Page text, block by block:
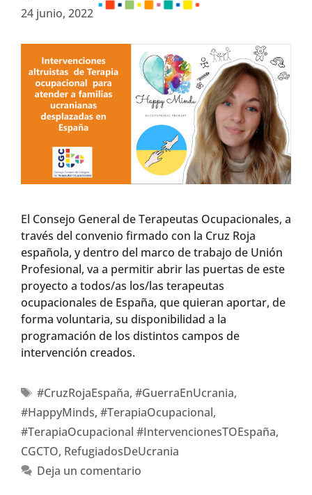
24 junio, 2022
El Consejo General de Terapeutas Ocupacionales, a
través del convenio firmado con la Cruz Roja
española, y dentro del marco de trabajo de Unión
Profesional, va a permitir abrir las puertas de este
proyecto a todos/as los/las terapeutas
ocupacionales de España, que quieran aportar, de
forma voluntaria, su disponibilidad a la
programación de los distintos campos de
intervención creados.
#CruzRojaEspaña, #GuerraEnUcrania,
#HappyMinds, #TerapiaOcupacional,
#TerapiaOcupacional #IntervencionesTOEspaña,
CGCTO, RefugiadosDeUcrania
Deja un comentario